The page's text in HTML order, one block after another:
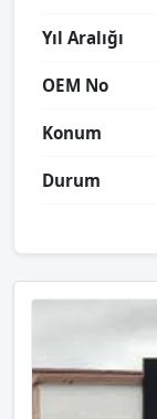
Yıl Aralığı
OEM No
Konum
Durum